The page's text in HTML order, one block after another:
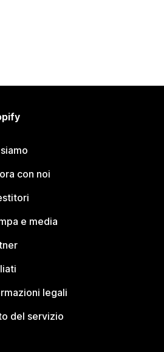
con noi
e media
legali
del servizio